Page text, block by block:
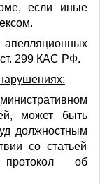
если иные
299 КАС РФ.
может быть
должностным
со статьей
об